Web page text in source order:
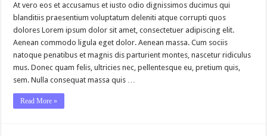
At vero eos et accusamus et iusto odio dignissimos ducimus qui
blanditiis praesentium voluptatum deleniti atque corrupti quos
dolores Lorem ipsum dolor sit amet, consectetuer adipiscing elit.
Aenean commodo ligula eget dolor. Aenean massa. Cum sociis
natoque penatibus et magnis dis parturient montes, nascetur ridiculus
mus. Donec quam felis, ultricies nec, pellentesque eu, pretium quis,
sem. Nulla consequat massa quis …
Read More »